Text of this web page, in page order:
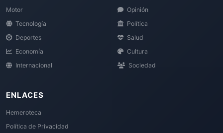
Motor
Tecnología
Deportes
Economía
Internacional
Opinión
Política
Salud
Cultura
Sociedad
ENLACES
Hemeroteca
Política de Privacidad